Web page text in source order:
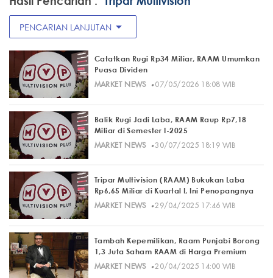
PENCARIAN LANJUTAN arrow_drop_down
Catatkan Rugi Rp34 Miliar, RAAM Umumkan
Puasa Dividen
MARKET NEWS· 07/05/2026 18:08 WIB
Balik Rugi Jadi Laba, RAAM Raup Rp7,18
Miliar di Semester I-2025
MARKET NEWS· 30/07/2025 18:19 WIB
Tripar Multivision (RAAM) Bukukan Laba
Rp6,65 Miliar di Kuartal I, Ini Penopangnya
MARKET NEWS· 29/04/2025 17:46 WIB
Tambah Kepemilikan, Raam Punjabi Borong
1,3 Juta Saham RAAM di Harga Premium
MARKET NEWS· 20/04/2025 14:00 WIB